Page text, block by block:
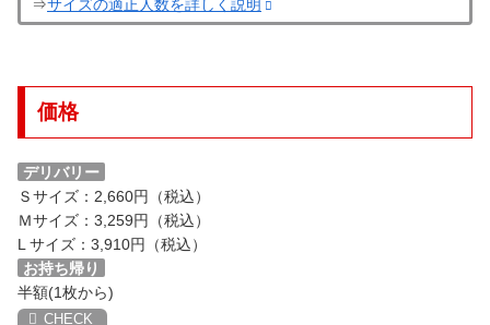
⇒サイズの適正人数を詳しく説明
価格
デリバリー
Ｓサイズ：2,660円（税込）
Ｍサイズ：3,259円（税込）
L サイズ：3,910円（税込）
お持ち帰り
半額(1枚から)